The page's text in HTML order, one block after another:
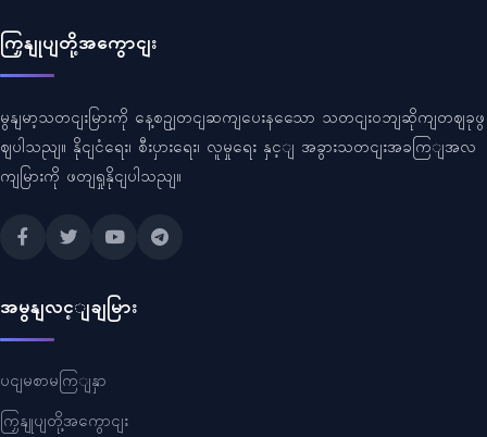
ကြှနျုပျတို့အကွောငျး
မွနျမာ့သတငျးမြားကို နေ့စဥျတငျဆကျပေးနသေော သတငျးဝဘျဆိုကျတဈခုဖွ
ဈပါသညျ။ နိုငျငံရေး၊ စီးပှားရေး၊ လူမှုရေး နှင့ျ အခွားသတငျးအခကြျအလ
ကျမြားကို ဖတျရှုနိုငျပါသညျ။
အမွနျလင့ျချမြား
ပငျမစာမကြျနှာ
ကြှနျုပျတို့အကွောငျး